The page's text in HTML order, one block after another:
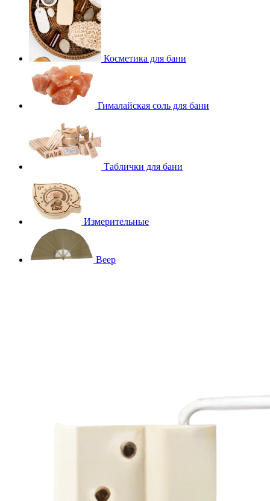
Косметика для бани
Гималайская соль для бани
Таблички для бани
Измерительные
Веер